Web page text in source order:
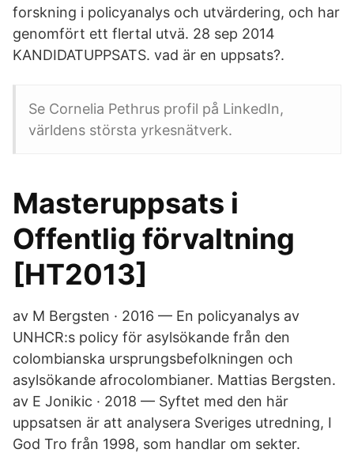
forskning i policyanalys och utvärdering, och har
genomfört ett flertal utvä. 28 sep 2014
KANDIDATUPPSATS. vad är en uppsats?.
Se Cornelia Pethrus profil på LinkedIn,
världens största yrkesnätverk.
Masteruppsats i
Offentlig förvaltning
[HT2013]
av M Bergsten · 2016 — En policyanalys av
UNHCR:s policy för asylsökande från den
colombianska ursprungsbefolkningen och
asylsökande afrocolombianer. Mattias Bergsten.
av E Jonikic · 2018 — Syftet med den här
uppsatsen är att analysera Sveriges utredning, I
God Tro från 1998, som handlar om sekter.